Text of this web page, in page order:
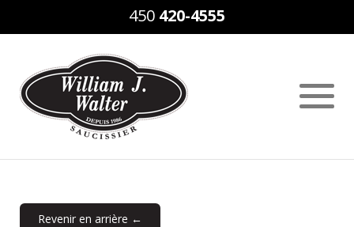
450 420-4555
Revenir en arrière ←